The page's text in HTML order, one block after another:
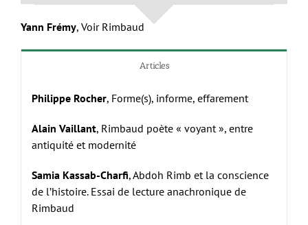
Yann Frémy, Voir Rimbaud
Articles
Philippe Rocher, Forme(s), informe, effarement
Alain Vaillant, Rimbaud poète « voyant », entre
antiquité et modernité
Samia Kassab-Charfi, Abdoh Rimb et la conscience
de l’histoire. Essai de lecture anachronique de
Rimbaud